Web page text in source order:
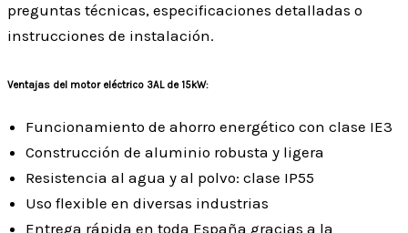
preguntas técnicas, especificaciones detalladas o
instrucciones de instalación.
Ventajas del motor eléctrico 3AL de 15kW:
Funcionamiento de ahorro energético con clase IE3
Construcción de aluminio robusta y ligera
Resistencia al agua y al polvo: clase IP55
Uso flexible en diversas industrias
Entrega rápida en toda España gracias a la